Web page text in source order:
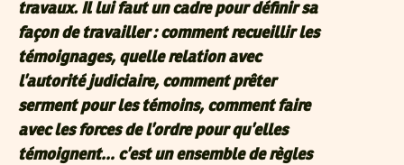
travaux. Il lui faut un cadre pour définir sa
façon de travailler : comment recueillir les
témoignages, quelle relation avec
l’autorité judiciaire, comment prêter
serment pour les témoins, comment faire
avec les forces de l’ordre pour qu’elles
témoignent… c’est un ensemble de règles